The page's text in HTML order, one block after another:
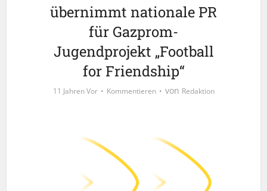
übernimmt nationale PR
für Gazprom-
Jugendprojekt „Football
for Friendship“
11 Jahren Vor Kommentieren von Redaktion